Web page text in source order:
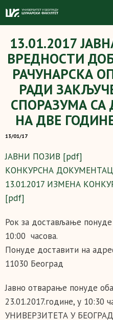
13.01.2017
ВРЕДНОСТИ
РАЧУНАРСКА
РАДИ
СПОРАЗУМА
НА ДВЕ
13/01/17
ЈАВНИ ПОЗИВ [pdf]
КОНКУРСНА
13.01.2017 ИЗМЕНА
[pdf]
Рок за достављање понудe
10:00 часова.
Понуде доставити на
11030 Београд
Јавно отварање понудe
23.01.2017.године, у 10:30
УНИВЕРЗИТЕТА У